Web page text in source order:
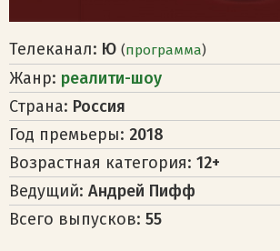
Телеканал: Ю (программа)
Жанр: реалити-шоу
Страна: Россия
Год премьеры: 2018
Возрастная категория: 12+
Ведущий: Андрей Пифф
Всего выпусков: 55